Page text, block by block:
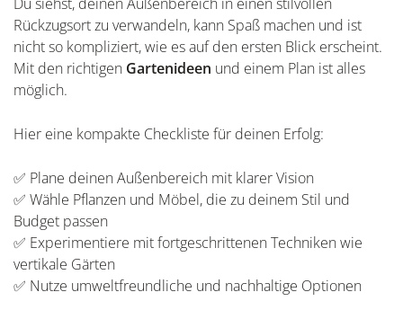
Rückzugsort zu verwandeln, kann Spaß machen und ist
nicht so kompliziert, wie es auf den ersten Blick erscheint.
Mit den richtigen Gartenideen und einem Plan ist alles
möglich.
Hier eine kompakte Checkliste für deinen Erfolg:
✅ Plane deinen Außenbereich mit klarer Vision
✅ Wähle Pflanzen und Möbel, die zu deinem Stil und
Budget passen
✅ Experimentiere mit fortgeschrittenen Techniken wie
vertikale Gärten
✅ Nutze umweltfreundliche und nachhaltige Optionen